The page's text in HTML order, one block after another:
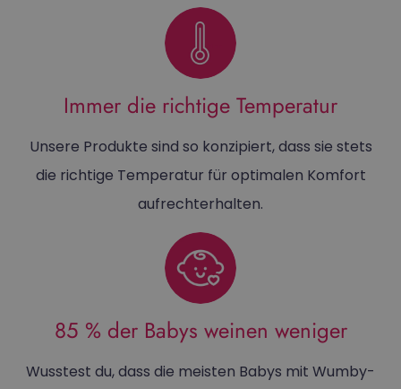
Immer die richtige Temperatur
Unsere Produkte sind so konzipiert, dass sie stets
die richtige Temperatur für optimalen Komfort
aufrechterhalten.
85 % der Babys weinen weniger
Wusstest du, dass die meisten Babys mit Wumby-